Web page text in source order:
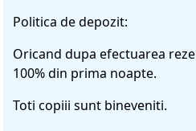
Politica de depozit:
Oricand dupa efectuarea
100% din prima noapte.
Toti copiii sunt bineveniti.